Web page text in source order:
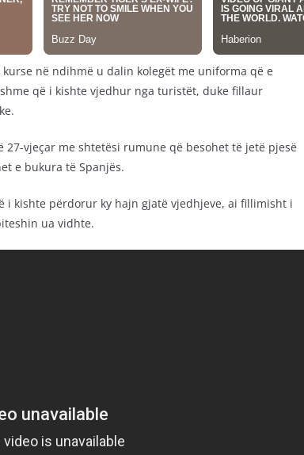
në ndihmë u dalin kolegët me uniforma që e
që i kishte vjedhur nga turistët, duke fillaur
vjeçar me shtetësi rumune që besohet të jetë pjesë
e bukura të Spanjës.
i kishte përdorur ky hajn gjatë vjedhjeve, ai fillimisht i
ua vidhte.